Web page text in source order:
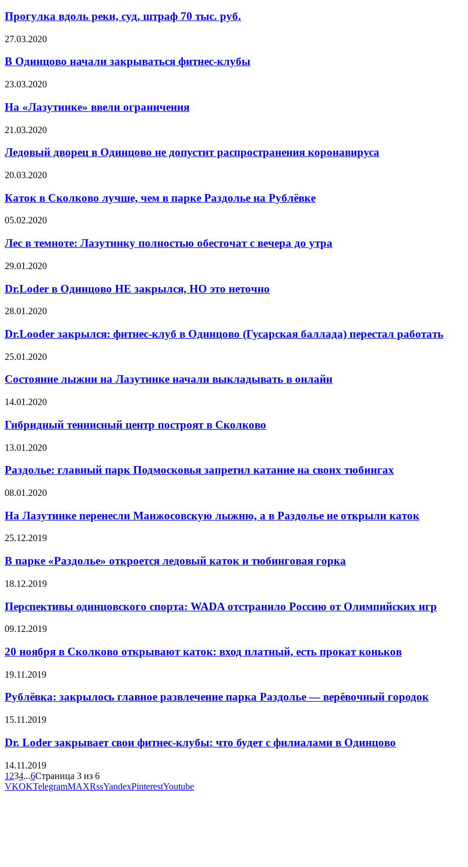
Прогулка вдоль реки, суд, штраф 70 тыс. руб.
27.03.2020
В Одинцово начали закрываться фитнес-клубы
23.03.2020
На «Лазутинке» ввели ограничения
21.03.2020
Ледовый дворец в Одинцово не допустит распространения коронавируса
20.03.2020
Каток в Сколково лучше, чем в парке Раздолье на Рублёвке
05.02.2020
Лес в темноте: Лазутинку полностью обесточат с вечера до утра
29.01.2020
Dr.Loder в Одинцово НЕ закрылся, НО это неточно
28.01.2020
Dr.Looder закрылся: фитнес-клуб в Одинцово (Гусарская баллада) перестал работать
25.01.2020
Состояние лыжни на Лазутинке начали выкладывать в онлайн
14.01.2020
Гибридный теннисный центр построят в Сколково
13.01.2020
Раздолье: главный парк Подмосковья запретил катание на своих тюбингах
08.01.2020
На Лазутинке перенесли Манжосовскую лыжню, а в Раздолье не открыли каток
25.12.2019
В парке «Раздолье» откроется ледовый каток и тюбинговая горка
18.12.2019
Перспективы одинцовского спорта: WADA отстранило Россию от Олимпийских игр
09.12.2019
20 ноября в Сколково открывают каток: вход платный, есть прокат коньков
19.11.2019
Рублёвка: закрылось главное развлечение парка Раздолье — верёвочный городок
15.11.2019
Dr. Loder закрывает свои фитнес-клубы: что будет с филиалами в Одинцово
14.11.2019
1 234...6Страница 3 из 6
VKOKTelegramMAXRssYandexPinterestYoutube